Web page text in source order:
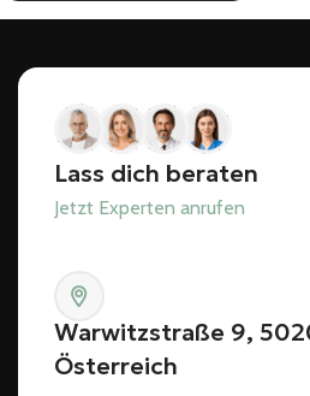
Lass dich beraten
Jetzt Experten anrufen
Warwitzstraße 9,
Österreich